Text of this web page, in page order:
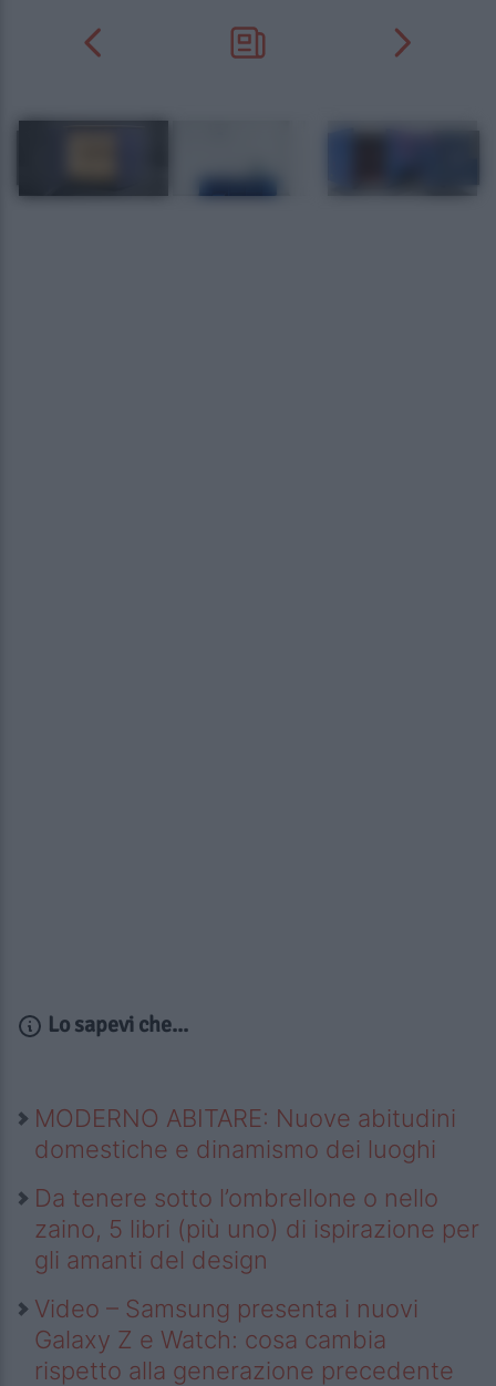
Lo sapevi che...
MODERNO ABITARE: Nuove abitudini
domestiche e dinamismo dei luoghi
Da tenere sotto l’ombrellone o nello
zaino, 5 libri (più uno) di ispirazione per
gli amanti del design
Video – Samsung presenta i nuovi
Galaxy Z e Watch: cosa cambia
rispetto alla generazione precedente